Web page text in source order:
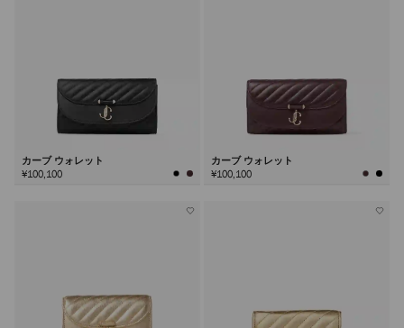
カーブ ウォレット
¥100,100
カーブ ウォレット
¥100,100